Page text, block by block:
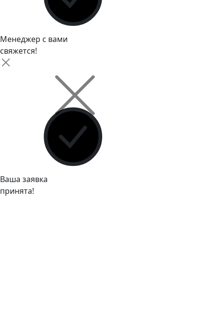
Менеджер с вами
свяжется!
Ваша заявка
принята!